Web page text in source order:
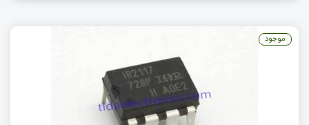
موجود